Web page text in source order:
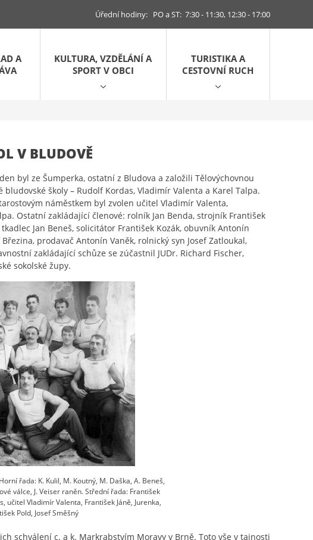
Úřední hodiny: PO a ST: 7:30 - 11:30, 12:30 - 17:00
A
KULTURA, VZDĚLÁNÍ A
SPORT V OBCI
TURISTIKA A
CESTOVNÍ RUCH
V BLUDOVĚ
byl ze Šumperka, ostatní z Bludova a založili Tělovýchovnou
školy – Rudolf Kordas, Vladimír Valenta a Karel Talpa.
náměstkem byl zvolen učitel Vladimír Valenta,
Ostatní zakládající členové: rolník Jan Benda, strojník František
Jan Beneš, solicitátor František Kozák, obuvník Antonín
prodavač Antonín Vaněk, rolnický syn Josef Zatloukal,
zakládající schůze se zúčastnil JUDr. Richard Fischer,
sokolské župy.
řada: K. Kulil, M. Koutný, M. Daška, A. Beneš,
válce, J. Veiser raněn. Střední řada: František
učitel Vladimír Valenta, František Jáně, Jurenka,
Pold, Josef Směšný
schválení c. a k. Markrabstvím Moravy v Brně. Toto vše v tajnosti